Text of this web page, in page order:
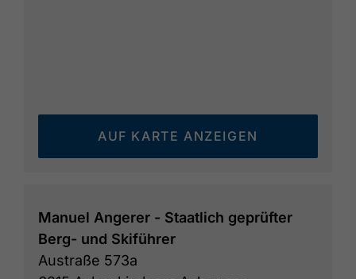
AUF KARTE ANZEIGEN
Manuel Angerer - Staatlich geprüfter
Berg- und Skiführer
Austraße 573a